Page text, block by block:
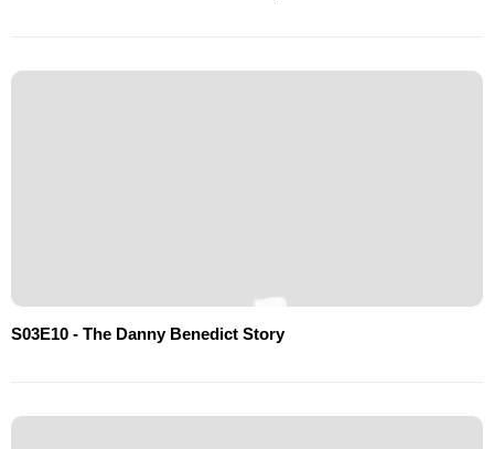
S03E10 - The Danny Benedict Story